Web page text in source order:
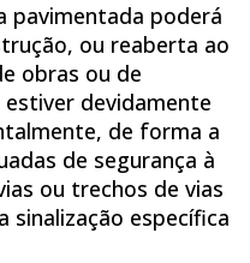
pavimentada poderá
ou reaberta ao
obras ou de
devidamente
de forma a
de segurança à
ou trechos de vias
sinalização específica